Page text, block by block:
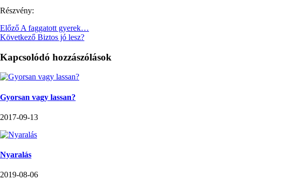
Részvény:
Előző A faggatott gyerek…
Következő Biztos jó lesz?
Kapcsolódó hozzászólások
Gyorsan vagy lassan?
2017-09-13
Nyaralás
2019-08-06